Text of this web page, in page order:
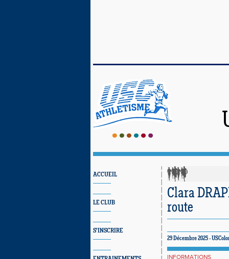
ACCUEIL
LE CLUB
S'INSCRIRE
Clara
route
29 Décembre 2025 -
INFORMATIONS